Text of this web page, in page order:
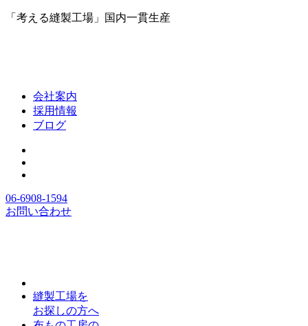
「考える縫製工場」国内一貫生産
会社案内
採用情報
ブログ
06-6908-1594
お問い合わせ
縫製工場を
お探しの方へ